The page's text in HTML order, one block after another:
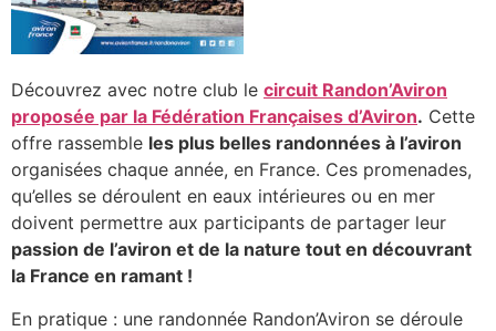
Découvrez avec notre club le circuit Randon’Aviron
proposée par la Fédération Françaises d’Aviron. Cette
offre rassemble les plus belles randonnées à l’aviron
organisées chaque année, en France. Ces promenades,
qu’elles se déroulent en eaux intérieures ou en mer
doivent permettre aux participants de partager leur
passion de l’aviron et de la nature tout en découvrant
la France en ramant !
En pratique : une randonnée Randon’Aviron se déroule